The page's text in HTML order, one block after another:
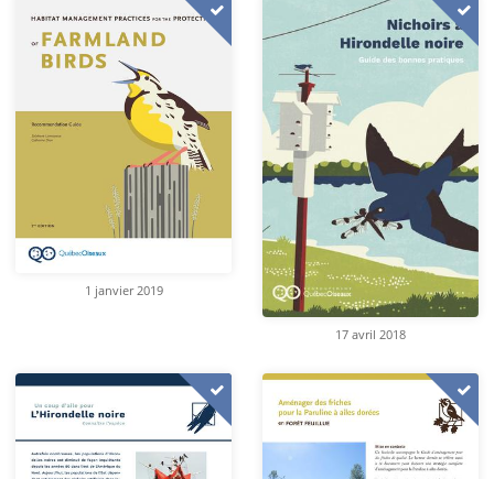
1 janvier 2019
17 avril 2018